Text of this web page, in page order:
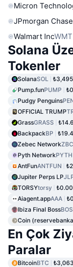
Micron
JPmorgan
Walmart IncWMT
Solana
Tokenler
SolanaSOL
Pump.funPUMP
Pudgy Penguins
OFFICIAL TRUMP
GrassGRASS
BackpackBP
Zebec Network
Pyth NetworkPYTH
AntFunANTFUN
Jupiter Perps LP
TORSYtorsy
Aiagent.appAAA
Ibiza Final Boss
Coin
En Çok
Paralar
BitcoinBTC